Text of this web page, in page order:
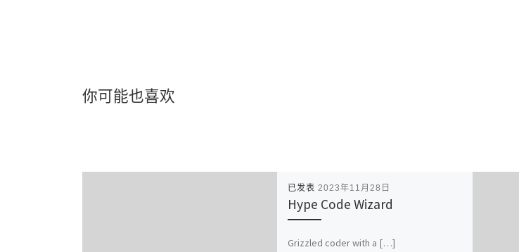
你可能也喜欢
已发表 2023年11月28日
Hype Code Wizard
Grizzled coder with a […]